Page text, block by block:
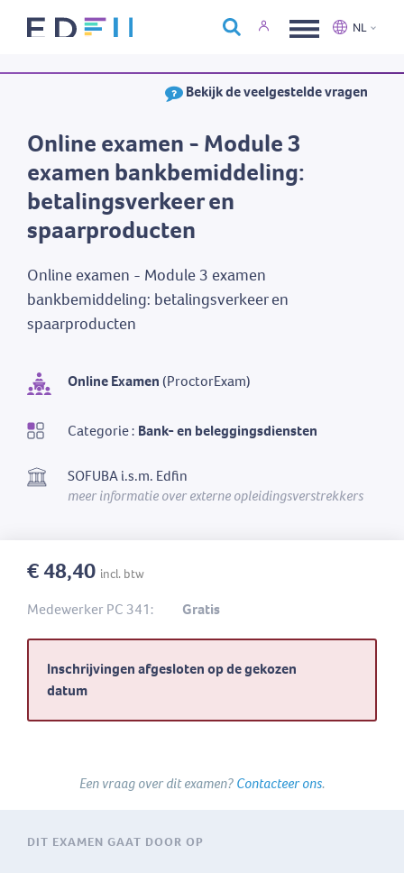
Over Edfin
Kalender
NL
Français
Bekijk de veelgestelde vragen
Online Examen(ProctorExam)
Categorie : Bank- en beleggingsdiensten
SOFUBA i.s.m. Edfin
meer informatie over externe opleidingsverstrekkers
Online examen - Module 3
examen bankbemiddeling:
betalingsverkeer en
spaarproducten
Online examen - Module 3 examen
bankbemiddeling: betalingsverkeer en
spaarproducten
€ 48,40 incl. btw
Medewerker PC 341: Gratis
Inschrijvingen afgesloten op de gekozen
datum
Een vraag over dit examen?Contacteer ons.
DIT EXAMEN GAAT DOOR OP